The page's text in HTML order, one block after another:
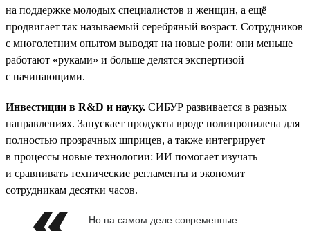
на поддержке молодых специалистов и женщин, а ещё
продвигает так называемый серебряный возраст. Сотрудников
с многолетним опытом выводят на новые роли: они меньше
работают «руками» и больше делятся экспертизой
с начинающими.
Инвестиции в R&D и науку. СИБУР развивается в разных
направлениях. Запускает продукты вроде полипропилена для
полностью прозрачных шприцев, а также интегрирует
в процессы новые технологии: ИИ помогает изучать
и сравнивать технические регламенты и экономит
сотрудникам десятки часов.
Но на самом деле современные